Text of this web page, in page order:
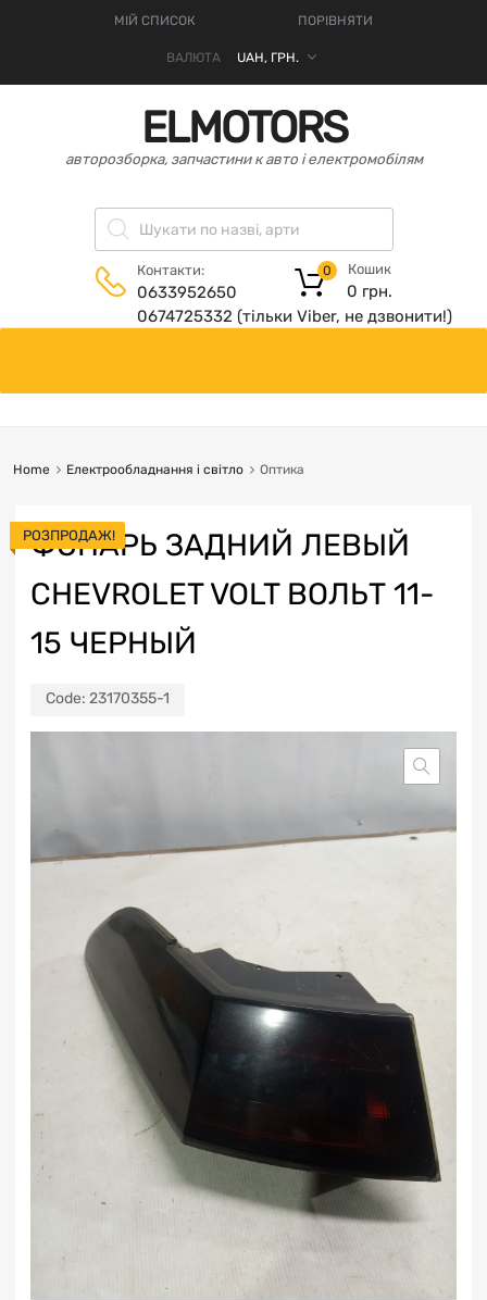
МІЙ СПИСОК ПОРІВНЯТИ
ВАЛЮТА
ELMOTORS
авторозборка, запчастини к авто і електромобілям
Контакти:
0633952650
0674725332 (тільки Viber, не дзвонити!)
Кошик
0 грн.
0
Home Електрообладнання і світло Оптика
ФОНАРЬ ЗАДНИЙ ЛЕВЫЙ
CHEVROLET VOLT ВОЛЬТ 11-
15 ЧЕРНЫЙ
Code: 23170355-1
РОЗПРОДАЖ!